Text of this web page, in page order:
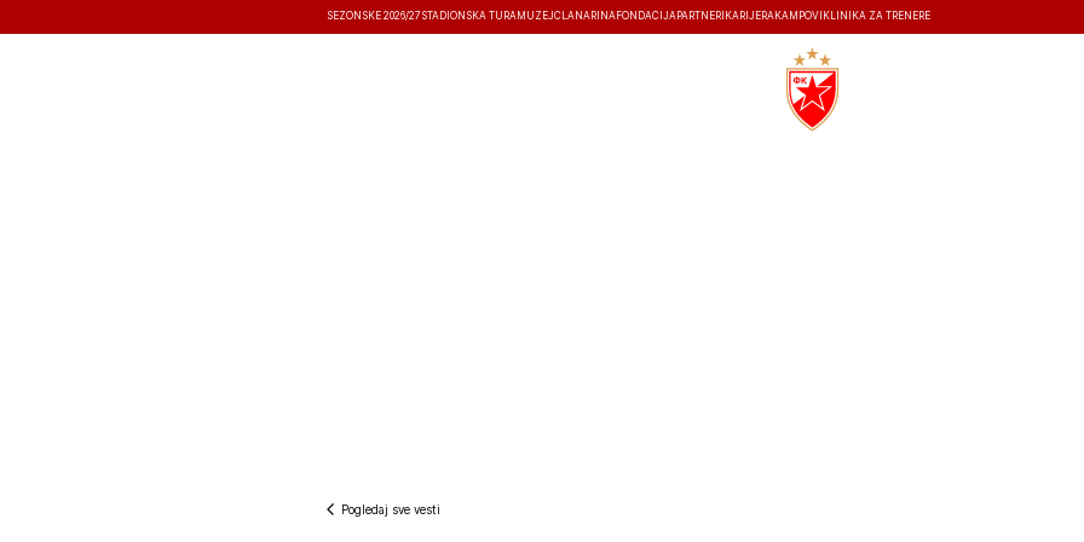
SEZONSKE 2026/27 STADIONSKA TURA MUZEJČLANARINA FONDACIJA PARTNERI KARIJERA KAMPOVI KLINIKA ZA TRENERE
Pogledaj sve vesti